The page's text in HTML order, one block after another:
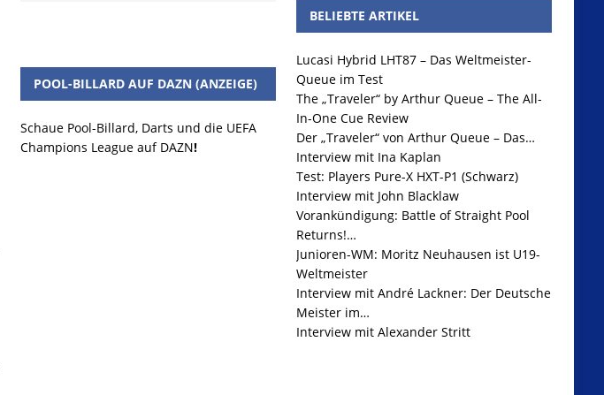
POOL-BILLARD AUF DAZN (ANZEIGE)
Schaue Pool-Billard, Darts und die UEFA
Champions League auf DAZN!
BELIEBTE ARTIKEL
Lucasi Hybrid LHT87 – Das Weltmeister-
Queue im Test
The „Traveler“ by Arthur Queue – The All-
In-One Cue Review
Der „Traveler“ von Arthur Queue – Das…
Interview mit Ina Kaplan
Test: Players Pure-X HXT-P1 (Schwarz)
Interview mit John Blacklaw
Vorankündigung: Battle of Straight Pool
Returns!…
Junioren-WM: Moritz Neuhausen ist U19-
Weltmeister
Interview mit André Lackner: Der Deutsche
Meister im…
Interview mit Alexander Stritt